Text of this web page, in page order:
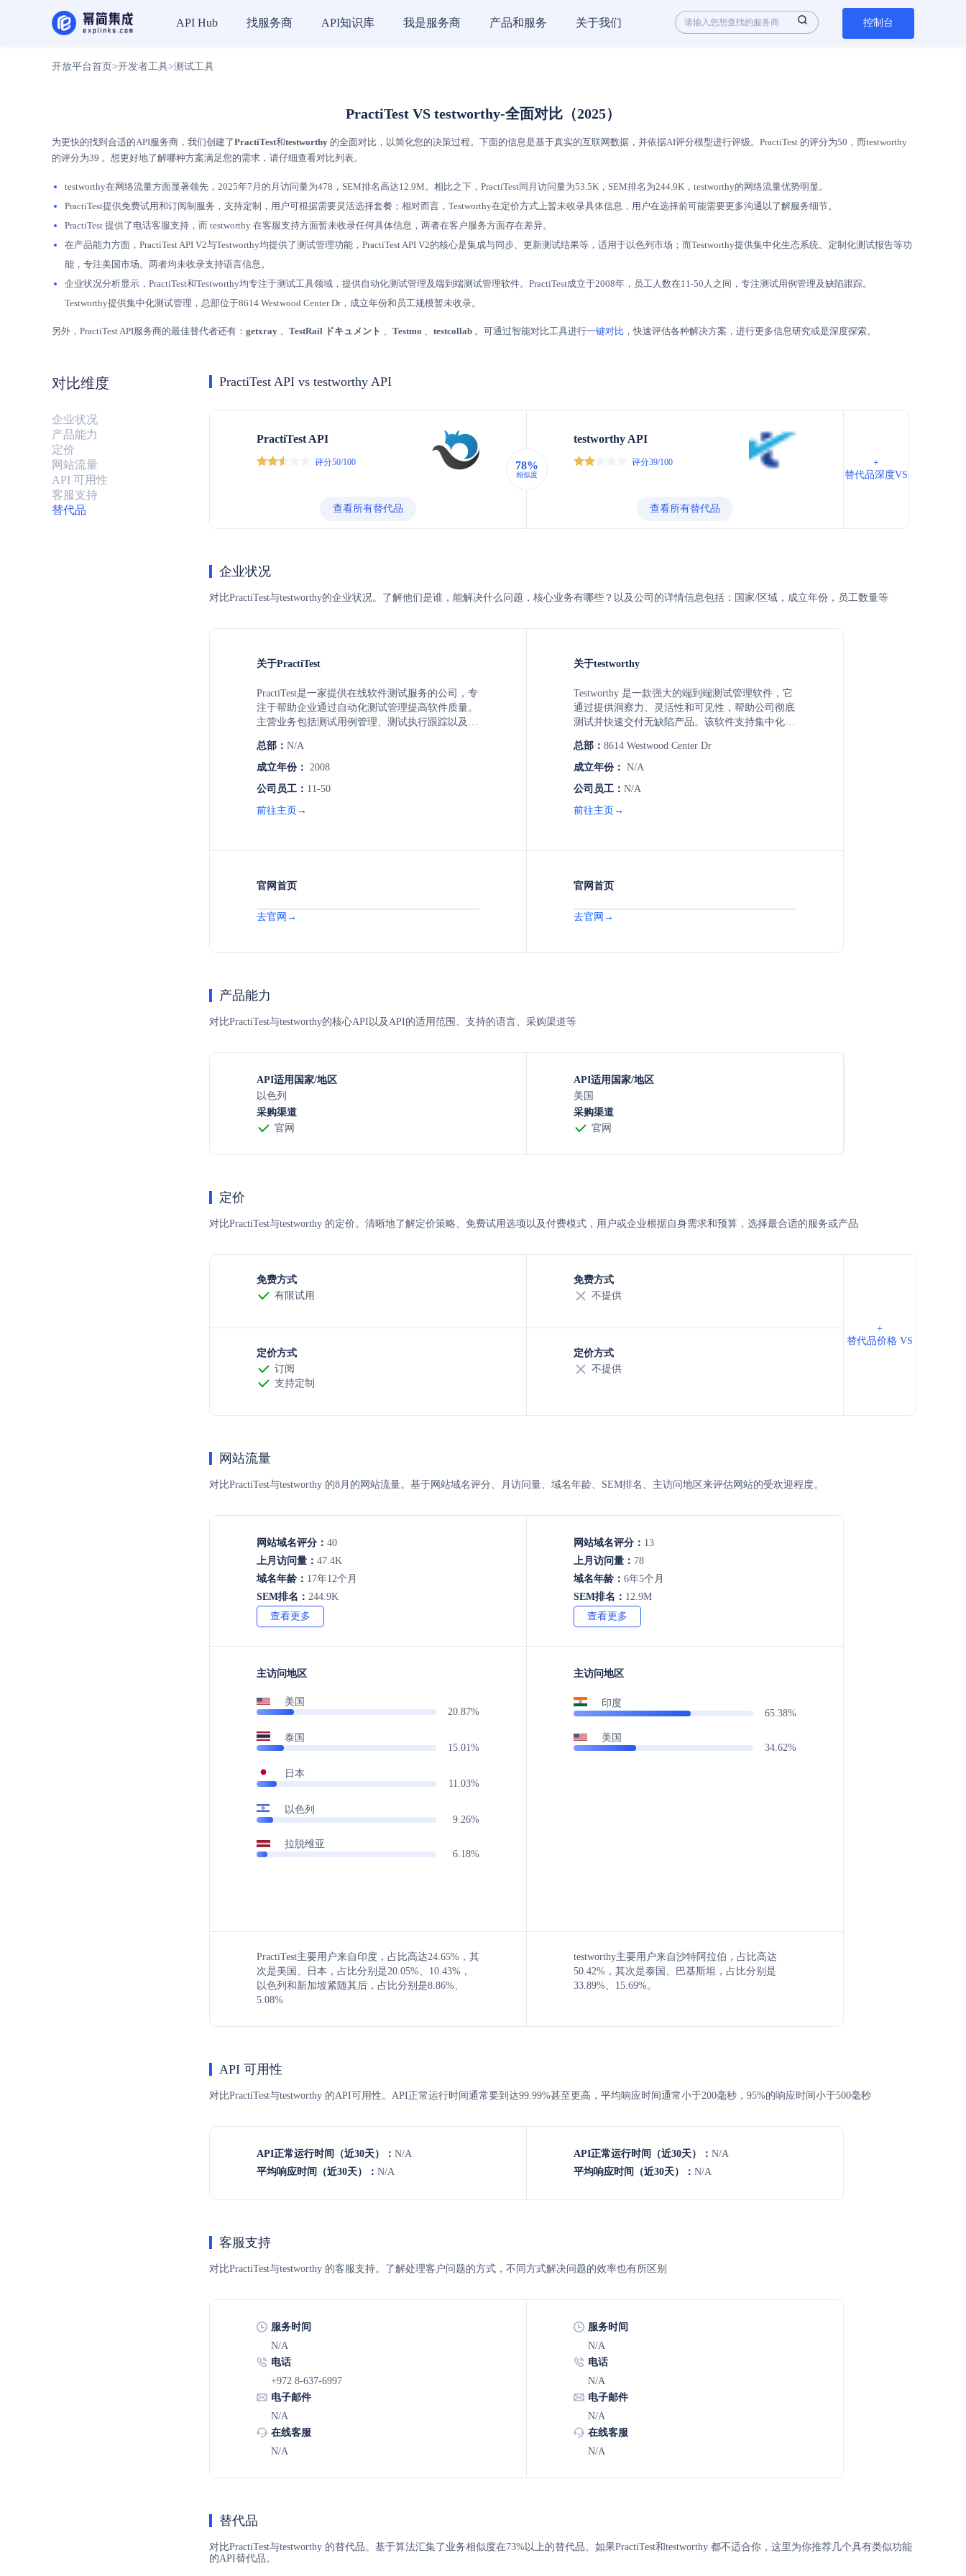
API Hub 找服务商 API知识库 我是服务商 产品和服务 关于我们 控制台
开放平台首页 >开发者工具>测试工具
PractiTest VS testworthy-全面对比（2025）
为更快的找到合适的API服务商，我们创建了PractiTest和testworthy 的全面对比，以简化您的决策过程。下面的信息是基于真实的互联网数据，并依据AI评分模型进行评级。PractiTest 的评分为50，而testworthy
的评分为39 。想更好地了解哪种方案满足您的需求，请仔细查看对比列表。
testworthy在网络流量方面显著领先，2025年7月的月访问量为478，SEM排名高达12.9M。相比之下，PractiTest同月访问量为53.5K，SEM排名为244.9K，testworthy的网络流量优势明显。
PractiTest提供免费试用和订阅制服务，支持定制，用户可根据需要灵活选择套餐；相对而言，Testworthy在定价方式上暂未收录具体信息，用户在选择前可能需要更多沟通以了解服务细节。
PractiTest 提供了电话客服支持，而 testworthy 在客服支持方面暂未收录任何具体信息，两者在客户服务方面存在差异。
在产品能力方面，PractiTest API V2与Testworthy均提供了测试管理功能，PractiTest API V2的核心是集成与同步、更新测试结果等，适用于以色列市场；而Testworthy提供集中化生态系统、定制化测试报告等功
能，专注美国市场。两者均未收录支持语言信息。
企业状况分析显示，PractiTest和Testworthy均专注于测试工具领域，提供自动化测试管理及端到端测试管理软件。PractiTest成立于2008年，员工人数在11-50人之间，专注测试用例管理及缺陷跟踪。
Testworthy提供集中化测试管理，总部位于8614 Westwood Center Dr，成立年份和员工规模暂未收录。
另外，PractiTest API服务商的最佳替代者还有： getxray 、 TestRail ドキュメント 、 Testmo 、 testcollab 。可通过智能对比工具进行一键对比 ，快速评估各种解决方案，进行更多信息研究或是深度探索。
对比维度
企业状况
产品能力
定价
网站流量
API 可用性
客服支持
替代品
PractiTest API vs testworthy API
PractiTest API
评分50/100
查看所有替代品
78%
相似度
testworthy API
评分39/100
查看所有替代品
+
替代品深度VS
企业状况
对比PractiTest与testworthy的企业状况。了解他们是谁，能解决什么问题，核心业务有哪些？以及公司的详情信息包括：国家/区域，成立年份，员工数量等
关于PractiTest
PractiTest是一家提供在线软件测试服务的公司，专
注于帮助企业通过自动化测试管理提高软件质量。
主营业务包括测试用例管理、测试执行跟踪以及缺
总部： N/A
成立年份： 2008
公司员工： 11-50
前往主页→
关于testworthy
Testworthy 是一款强大的端到端测试管理软件，它
通过提供洞察力、灵活性和可见性，帮助公司彻底
测试并快速交付无缺陷产品。该软件支持集中化生
划、收集需求和测试用例。Testworthy 提供可定制
的报告、实时仪表板和图表，以及与 JIRA、
高团队协作和生产力。
总部： 8614 Westwood Center Dr
成立年份： N/A
公司员工： N/A
前往主页→
官网首页
去官网→
官网首页
去官网→
产品能力
对比PractiTest与testworthy的核心API以及API的适用范围、支持的语言、采购渠道等
API适用国家/地区
以色列
采购渠道
官网
API适用国家/地区
美国
采购渠道
官网
定价
对比PractiTest与testworthy 的定价。清晰地了解定价策略、免费试用选项以及付费模式，用户或企业根据自身需求和预算，选择最合适的服务或产品
免费方式
有限试用
免费方式
不提供
定价方式
订阅
支持定制
定价方式
不提供
+
替代品价格 VS
网站流量
对比PractiTest与testworthy 的8月的网站流量。基于网站域名评分、月访问量、域名年龄、SEM排名、主访问地区来评估网站的受欢迎程度。
网站域名评分： 40
上月访问量： 47.4K
域名年龄： 17年12个月
SEM排名： 244.9K
查看更多
主访问地区
美国
20.87%
泰国
15.01%
日本
11.03%
以色列
9.26%
拉脱维亚
6.18%
PractiTest主要用户来自印度，占比高达24.65%，其
次是美国、日本，占比分别是20.05%、10.43%，
以色列和新加坡紧随其后，占比分别是8.86%、
5.08%
网站域名评分： 13
上月访问量： 78
域名年龄： 6年5个月
SEM排名： 12.9M
查看更多
主访问地区
印度
65.38%
美国
34.62%
testworthy主要用户来自沙特阿拉伯，占比高达
50.42%，其次是泰国、巴基斯坦，占比分别是
33.89%、15.69%。
API 可用性
对比PractiTest与testworthy 的API可用性。API正常运行时间通常要到达99.99%甚至更高，平均响应时间通常小于200毫秒，95%的响应时间小于500毫秒
API正常运行时间（近30天）： N/A
平均响应时间（近30天）： N/A
API正常运行时间（近30天）： N/A
平均响应时间（近30天）： N/A
客服支持
对比PractiTest与testworthy 的客服支持。了解处理客户问题的方式，不同方式解决问题的效率也有所区别
服务时间
N/A
电话
+972 8-637-6997
电子邮件
N/A
在线客服
N/A
服务时间
N/A
电话
N/A
电子邮件
N/A
在线客服
N/A
替代品
对比PractiTest与testworthy 的替代品。基于算法汇集了业务相似度在73%以上的替代品。如果PractiTest和testworthy 都不适合你，这里为你推荐几个具有类似功能
的API替代品。